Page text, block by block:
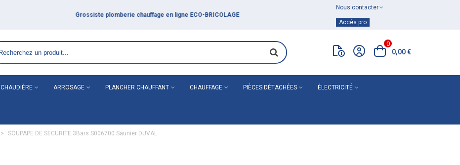
Nous contacter
Accès pro
0
0,00 €
CHAUDIÈRE ARROSAGE PLANCHER CHAUFFANT CHAUFFAGE PIÈCES DÉTACHÉES ÉLECTRICITÉ
> SOUPAPE DE SECURITE 3Bars S006700 Saunier DUVAL